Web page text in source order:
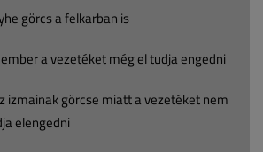
görcs a felkarban is
a vezetéket még el tudja engedni
izmainak görcse miatt a vezetéket nem
elengedni